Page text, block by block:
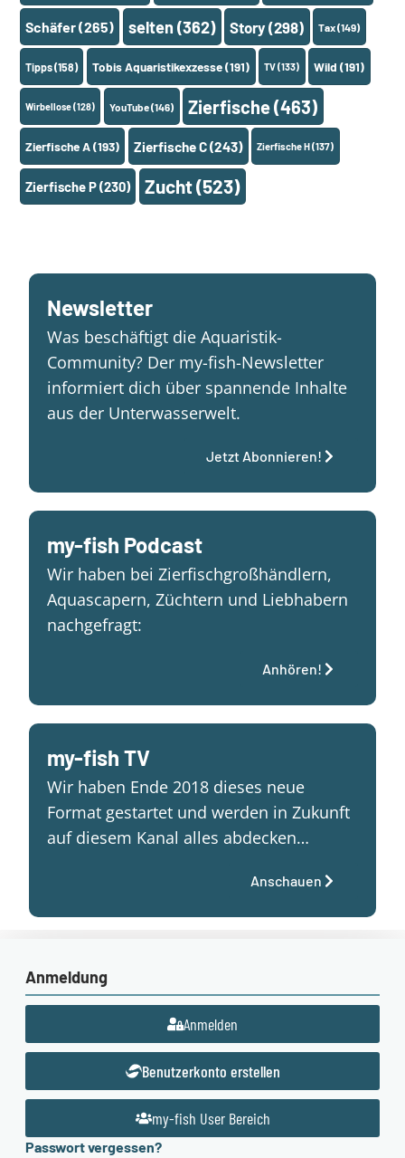
Schäfer(265) selten (362) Story (298) Tax(149)
Tipps(158) Tobis Aquaristikexzesse(191) TV(133) Wild (191)
Wirbellose(128) YouTube(146) Zierfische(463)
Zierfische A(193) Zierfische C(243) Zierfische H(137)
Zierfische P(230) Zucht(523)
Newsletter
Was beschäftigt die Aquaristik-
Community? Der my-fish-Newsletter
informiert dich über spannende Inhalte
aus der Unterwasserwelt.
Jetzt Abonnieren!
my-fish Podcast
Wir haben bei Zierfischgroßhändlern,
Aquascapern, Züchtern und Liebhabern
nachgefragt:
Anhören!
my-fish TV
Wir haben Ende 2018 dieses neue
Format gestartet und werden in Zukunft
auf diesem Kanal alles abdecken…
Anschauen
Anmeldung
Anmelden
Benutzerkonto erstellen
my-fish User Bereich
Passwort vergessen?